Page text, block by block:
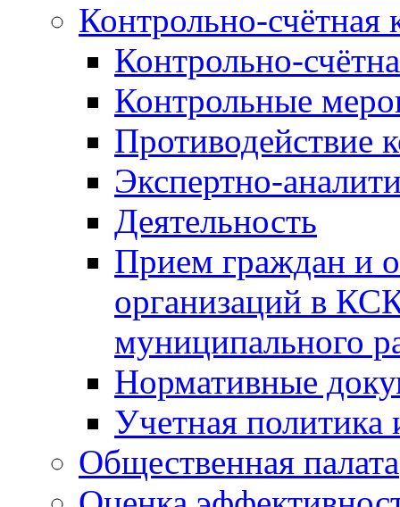
Контрольно-счётная
Контрольно-
Контрольные
Противодействие
Экспертно-
Деятельность
Прием граждан и
организаций в
муниципального
Нормативные
Учетная политика
Общественная палата